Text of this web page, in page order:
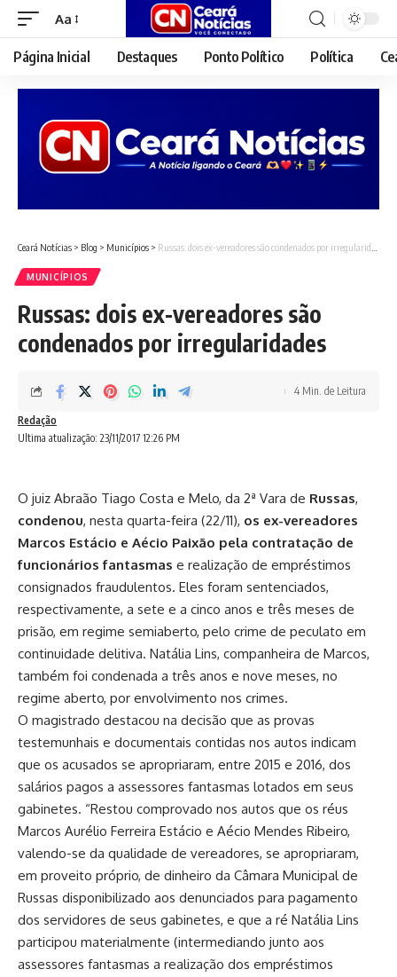
Font
Resizer
Aa
Página Inicial Destaques Ponto Político Política
Ceará Notícias > Blog > Municípios > Russas: dois ex-vereadores são condenados por irregularidades
MUNICÍPIOS
Russas: dois ex-vereadores são
condenados por irregularidades
Ultima atualização: 23/11/2017 12:26 PM
Redação
4 Min. de Leitura
O juiz Abraão Tiago Costa e Melo, da 2ª Vara de Russas,
condenou, nesta quarta-feira (22/11), os ex-vereadores
Marcos Estácio e Aécio Paixão pela contratação de
funcionários fantasmas e realização de empréstimos
consignados fraudulentos. Eles foram sentenciados,
respectivamente, a sete e a cinco anos e três meses de
prisão, em regime semiaberto, pelo crime de peculato em
continuidade delitiva. Natália Lins, companheira de Marcos,
também foi condenada a três anos e nove meses, no
regime aberto, por envolvimento nos crimes.
O magistrado destacou na decisão que as provas
testemunhais e documentais contidas nos autos indicam
que os acusados se apropriaram, entre 2015 e 2016, dos
salários pagos a assessores fantasmas lotados em seus
gabinetes. “Restou comprovado nos autos que os réus
Marcos Aurélio Ferreira Estácio e Aécio Mendes Ribeiro,
valendo-se da qualidade de vereadores, se apropriaram,
em proveito próprio, de dinheiro da Câmara Municipal de
Russas disponibilizado aos denunciados para pagamento
dos servidores de seus gabinetes, e que a ré Natália Lins
participou materialmente (intermediando junto aos
assessores fantasmas a realização dos empréstimos